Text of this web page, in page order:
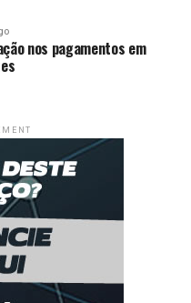
deve iniciar
novo treinador
nos pagamentos em